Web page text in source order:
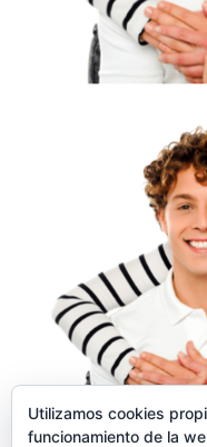
Utilizamos cookies
funcionamiento de la